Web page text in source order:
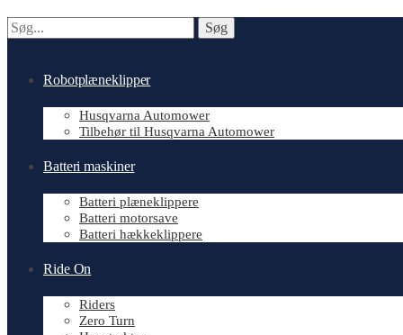
Søg
efter:
Søg
Robotplæneklipper
Husqvarna Automower
Tilbehør til Husqvarna Automower
Batteri maskiner
Batteri plæneklippere
Batteri motorsave
Batteri hækkeklippere
Ride On
Riders
Zero Turn